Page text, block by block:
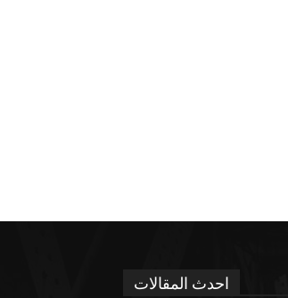
احدث المقالات